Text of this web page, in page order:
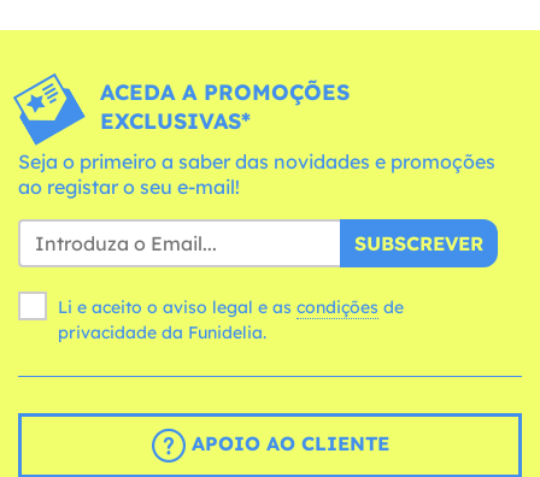
ACEDA A PROMOÇÕES
EXCLUSIVAS*
Seja o primeiro a saber das novidades e promoções
ao registar o seu e-mail!
SUBSCREVER
Li e aceito o aviso legal e as condições
privacidade da Funidelia.
APOIO AO CLIENTE